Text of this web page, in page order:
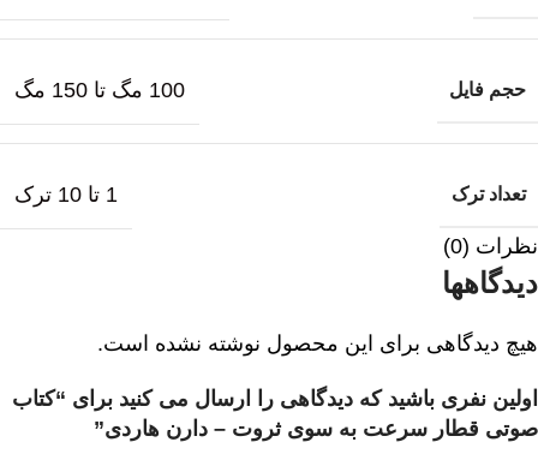
حجم فایل 100 مگ تا 150 مگ
تعداد ترک 1 تا 10 ترک
نظرات (0)
دیدگاهها
هیچ دیدگاهی برای این محصول نوشته نشده است.
اولین نفری باشید که دیدگاهی را ارسال می کنید برای “کتاب
صوتی قطار سرعت به سوی ثروت – دارن هاردی”